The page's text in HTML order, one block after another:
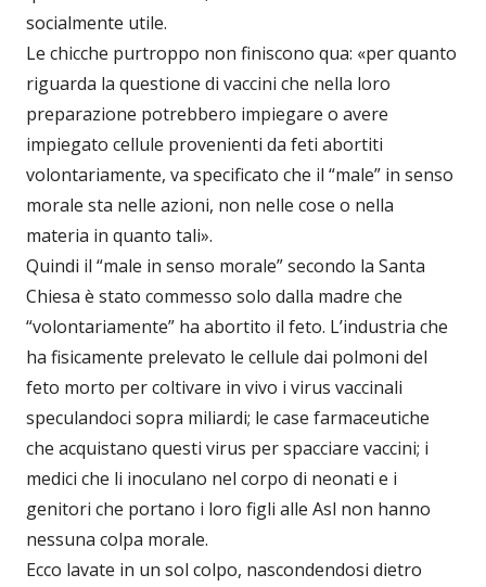
socialmente utile.
Le chicche purtroppo non finiscono qua: «per quanto
riguarda la questione di vaccini che nella loro
preparazione potrebbero impiegare o avere
impiegato cellule provenienti da feti abortiti
volontariamente, va specificato che il “male” in senso
morale sta nelle azioni, non nelle cose o nella
materia in quanto tali».
Quindi il “male in senso morale” secondo la Santa
Chiesa è stato commesso solo dalla madre che
“volontariamente” ha abortito il feto. L’industria che
ha fisicamente prelevato le cellule dai polmoni del
feto morto per coltivare in vivo i virus vaccinali
speculandoci sopra miliardi; le case farmaceutiche
che acquistano questi virus per spacciare vaccini; i
medici che li inoculano nel corpo di neonati e i
genitori che portano i loro figli alle Asl non hanno
nessuna colpa morale.
Ecco lavate in un sol colpo, nascondendosi dietro